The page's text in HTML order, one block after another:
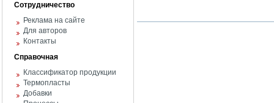
Сотрудничество
Реклама на сайте
Для авторов
Контакты
Справочная
Классификатор продукции
Термопласты
Добавки